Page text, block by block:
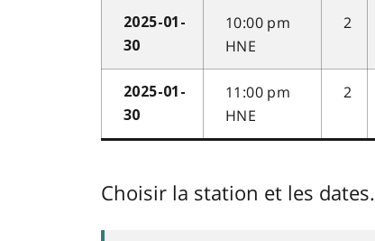
2025-01-
30
10:00 pm
HNE
2
2025-01-
30
11:00 pm
HNE
2
Choisir la station et les dates.